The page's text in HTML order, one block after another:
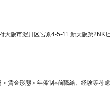
大阪市淀川区宮原4-5-41 新大阪第2NK
賃金形態＞年俸制※前職給、経験等考